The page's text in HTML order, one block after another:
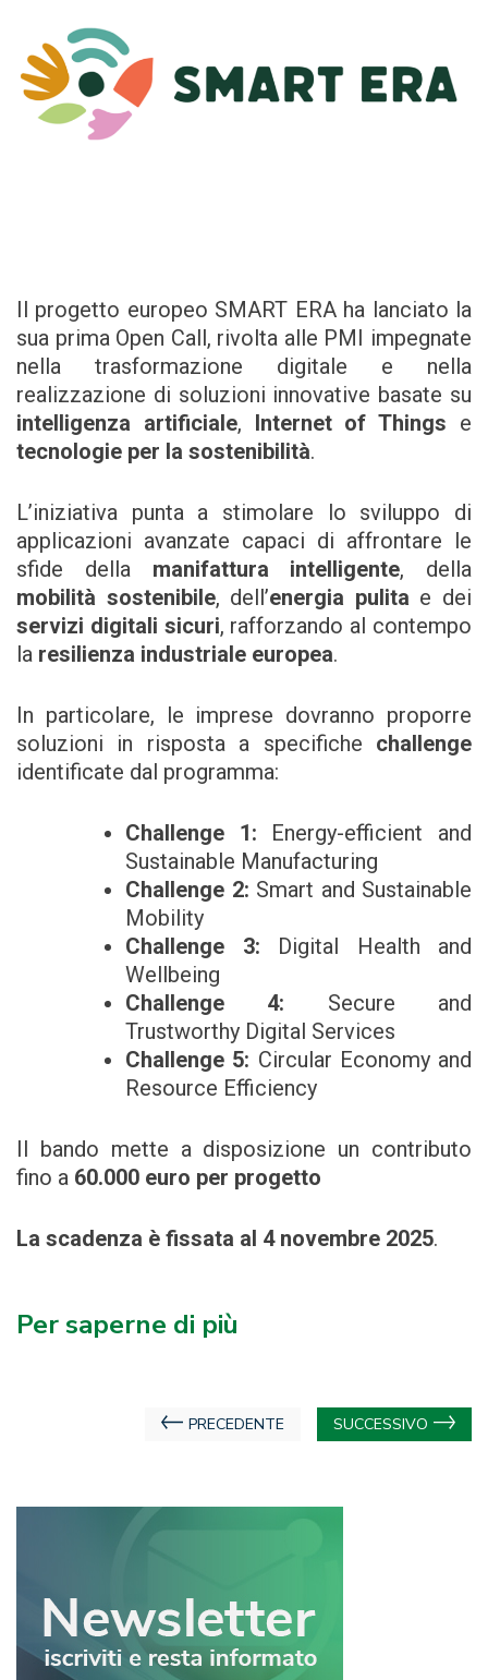
Il progetto europeo SMART ERA ha lanciato la
sua prima Open Call, rivolta alle PMI impegnate
nella trasformazione digitale e nella
realizzazione di soluzioni innovative basate su
intelligenza artificiale, Internet of Things e
tecnologie per la sostenibilità.
L’iniziativa punta a stimolare lo sviluppo di
applicazioni avanzate capaci di affrontare le
sfide della manifattura intelligente, della
mobilità sostenibile, dell’energia pulita e dei
servizi digitali sicuri, rafforzando al contempo
la resilienza industriale europea.
In particolare, le imprese dovranno proporre
soluzioni in risposta a specifiche challenge
identificate dal programma:
Challenge 1: Energy-efficient and
Sustainable Manufacturing
Challenge 2: Smart and Sustainable
Mobility
Challenge 3: Digital Health and
Wellbeing
Challenge 4: Secure and
Trustworthy Digital Services
Challenge 5: Circular Economy and
Resource Efficiency
Il bando mette a disposizione un contributo
fino a 60.000 euro per progetto
La scadenza è fissata al 4 novembre 2025.
Per saperne di più
Navigazione
PRECEDENTE SUCCESSIVO